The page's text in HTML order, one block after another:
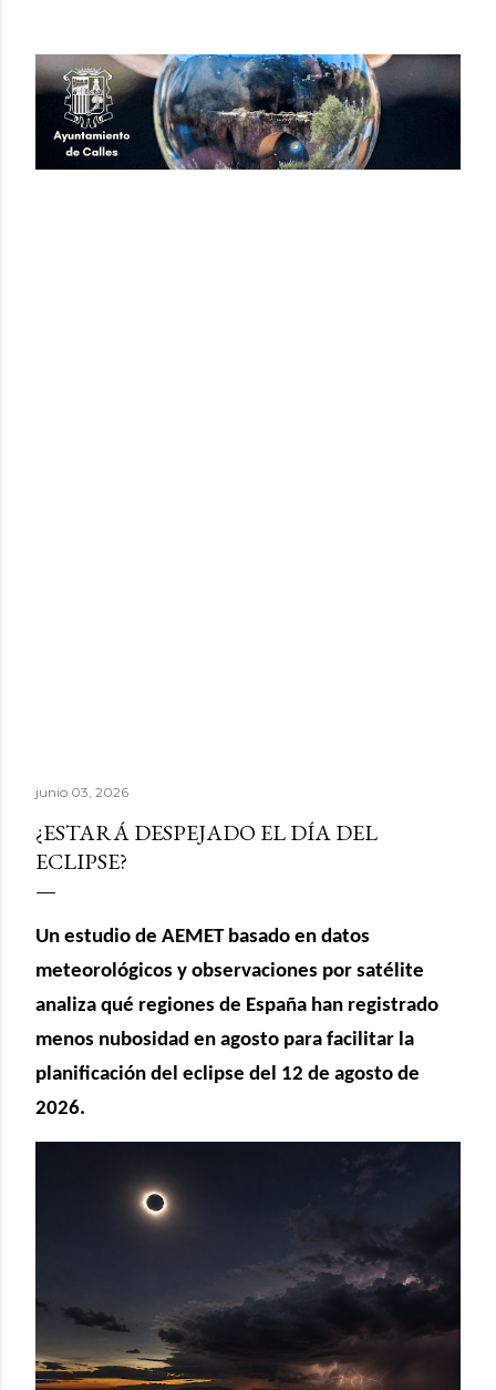
junio 03, 2026
¿ESTARÁ DESPEJADO EL DÍA DEL
ECLIPSE?
Un estudio de AEMET basado en datos
meteorológicos y observaciones por satélite
analiza qué regiones de España han registrado
menos nubosidad en agosto para facilitar la
planificación del eclipse del 12 de agosto de
2026.